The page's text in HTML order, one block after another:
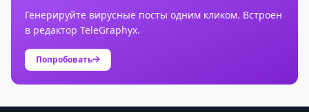
Генерируйте вирусные посты одним кликом. Встроен
в редактор TeleGraphyx.
Попробовать